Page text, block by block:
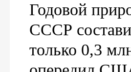
Годовой
СССР
только 0,3